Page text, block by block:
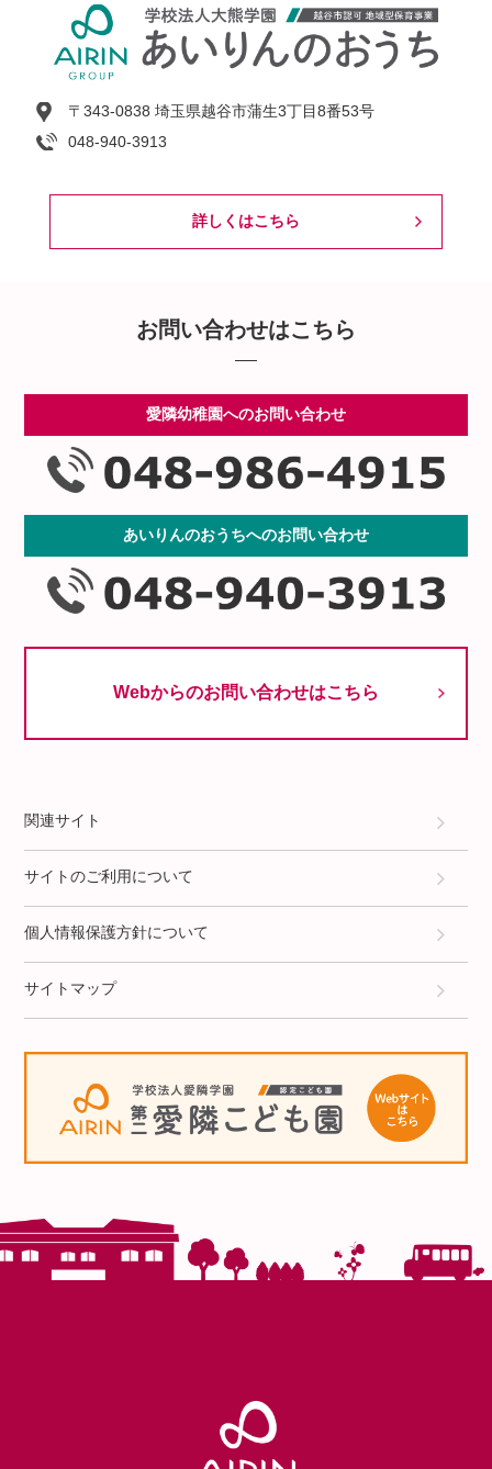
〒343-0838 埼玉県越谷市蒲生3丁目8番53号
048-940-3913
詳しくはこちら
お問い合わせはこちら
愛隣幼稚園へのお問い合わせ
あいりんのおうちへのお問い合わせ
Webからのお問い合わせはこちら
関連サイト
サイトのご利用について
個人情報保護方針について
サイトマップ